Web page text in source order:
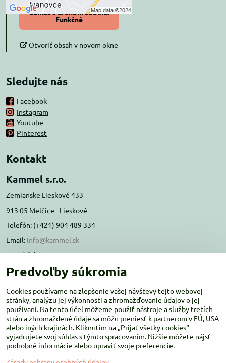
Povoliť a zapamätať -
súhlas s druhom cookie:
Funkčné
Otvoriť obsah v novom okne
Sledujte nás
Facebook
Instagram
Youtube
Pinterest
Kontakt
Kammel s.r.o.
Zemianske Lieskové 433
913 05 Melčice - Lieskové
Telefón: (+421) 904 489 334
Email: info@kammel.sk
Prevádzka:
Administratívna budova PD Melčice
Otváracie hodiny:PO-ŠT 8:00 - 16:00
PIA-NE Zatvorené
Predvoľby súkromia
Cookies používame na zlepšenie vašej návštevy tejto webovej
stránky, analýzu jej výkonnosti a zhromažďovanie údajov o jej
používaní. Na tento účel môžeme použiť nástroje a služby tretích
strán a zhromaždené údaje sa môžu preniesť k partnerom v EÚ, USA
alebo iných krajinách. Kliknutím na „Prijať všetky cookies“
vyjadrujete svoj súhlas s týmto spracovaním. Nižšie môžete nájsť
podrobné informácie alebo upraviť svoje preferencie.